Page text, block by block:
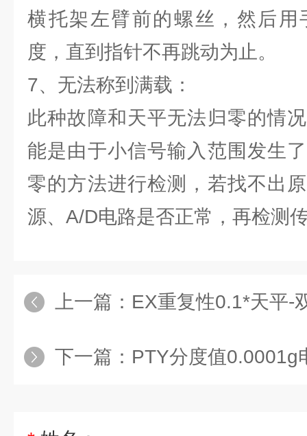
横托架左臂前的螺丝，然后用
度，直到指针不再跳动为止。
7、无法称到满载：
此种故障和天平无法归零的情
能是由于小信号输入范围发生
零的方法进行检测，若找不出
源、A/D电路是否正常，再检测
上一篇： EX重复性0.1*天平-
下一篇： PTY分度值0.0001g电子天平-